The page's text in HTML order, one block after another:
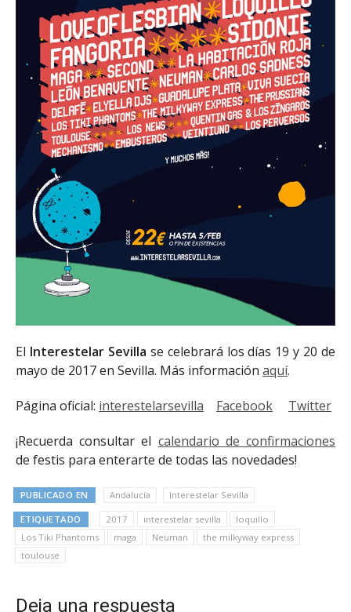
El Interestelar Sevilla se celebrará los días 19 y 20 de
mayo de 2017 en Sevilla. Más información aquí.
Página oficial: interestelarsevilla Facebook Twitter
¡Recuerda consultar el calendario de confirmaciones
de festis para enterarte de todas las novedades!
PUBLICADO EN Andalucía Interestelar Sevilla
ETIQUETADO 2017 interestelar sevilla
loquillo
Los Tiki Phantoms
maga Neuman
the milkyway express
toulouse
Deja una respuesta